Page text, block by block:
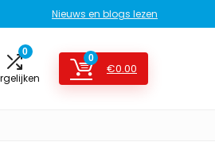
Nieuws en blogs lezen
0
0
€0.00